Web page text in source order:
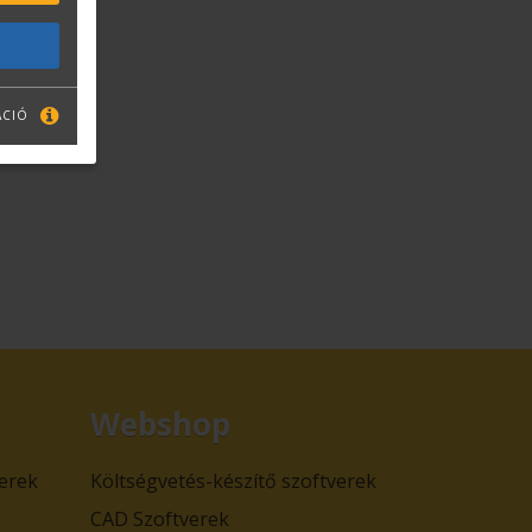
Webshop
Költségvetés-készítő szoftverek
CAD Szoftverek